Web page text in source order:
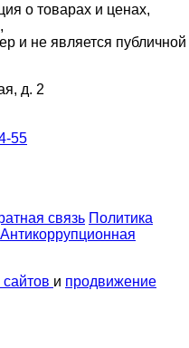
о товарах и ценах,
и не является публичной
д. 2
55
связь Политика
Антикоррупционная
и продвижение